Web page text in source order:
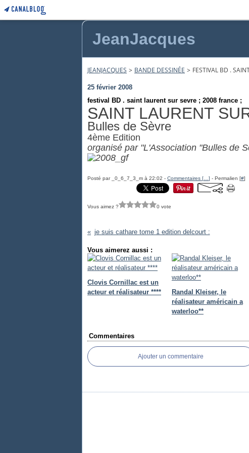
JeanJacques
JEANJACQUES > BANDE DESSINÉE > FESTIVAL BD .
25 février 2008
festival BD . saint laurent sur sevre ; 2008 france ;
SAINT LAURENT
Bulles de Sèvre
4ème Edition
organisé par "L'Association "Bulles de
Posté par _0_6_7_3_m à 22:02 - Commentaires [ ] - Permalien [#]
Vous aimez ? 0 vote
je suis cathare tome 1 edition delcourt :
Vous aimerez aussi :
Clovis Cornillac est un
acteur et réalisateur ****
Randal Kleiser, le
réalisateur américain a
waterloo**
Commentaires
Ajouter un commentaire